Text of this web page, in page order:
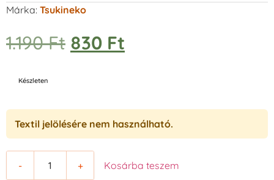
Márka: Tsukineko
1.190Ft 830 Ft
Készleten
Textil jelölésére nem használható.
- + Kosárba teszem